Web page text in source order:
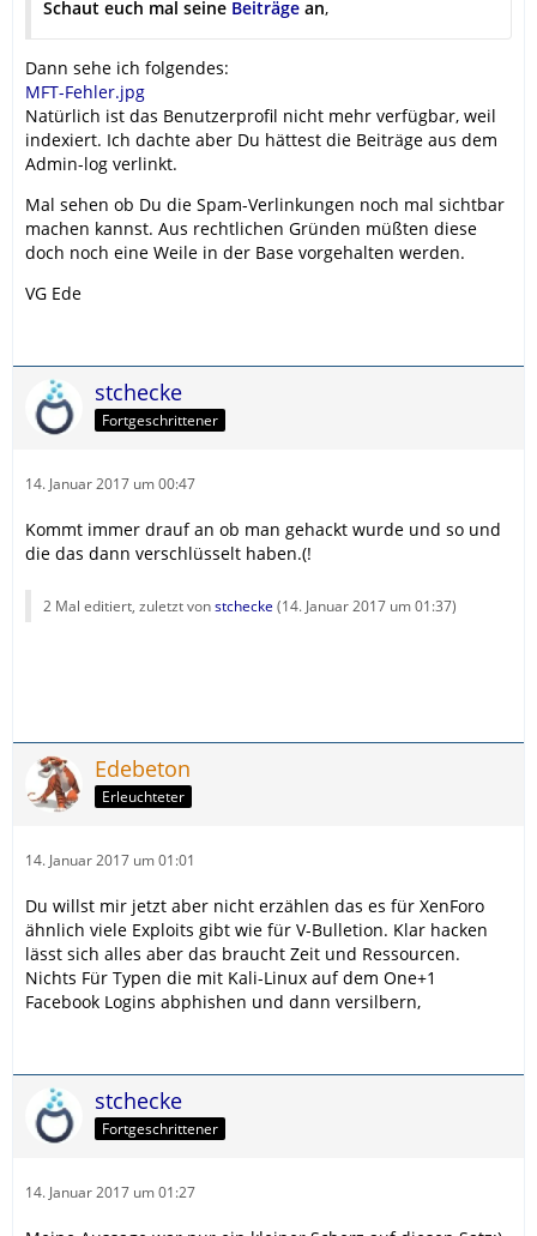
Schaut euch mal seine Beiträge an,
Dann sehe ich folgendes:
MFT-Fehler.jpg
Natürlich ist das Benutzerprofil nicht mehr verfügbar, weil
indexiert. Ich dachte aber Du hättest die Beiträge aus dem
Admin-log verlinkt.
Mal sehen ob Du die Spam-Verlinkungen noch mal sichtbar
machen kannst. Aus rechtlichen Gründen müßten diese
doch noch eine Weile in der Base vorgehalten werden.
VG Ede
stchecke
Fortgeschrittener
14. Januar 2017 um 00:47
Kommt immer drauf an ob man gehackt wurde und so und
die das dann verschlüsselt haben.(!
2 Mal editiert, zuletzt vonstchecke (14. Januar 2017 um 01:37)
Edebeton
Erleuchteter
14. Januar 2017 um 01:01
Du willst mir jetzt aber nicht erzählen das es für XenForo
ähnlich viele Exploits gibt wie für V-Bulletion. Klar hacken
lässt sich alles aber das braucht Zeit und Ressourcen.
Nichts Für Typen die mit Kali-Linux auf dem One+1
Facebook Logins abphishen und dann versilbern,
stchecke
Fortgeschrittener
14. Januar 2017 um 01:27